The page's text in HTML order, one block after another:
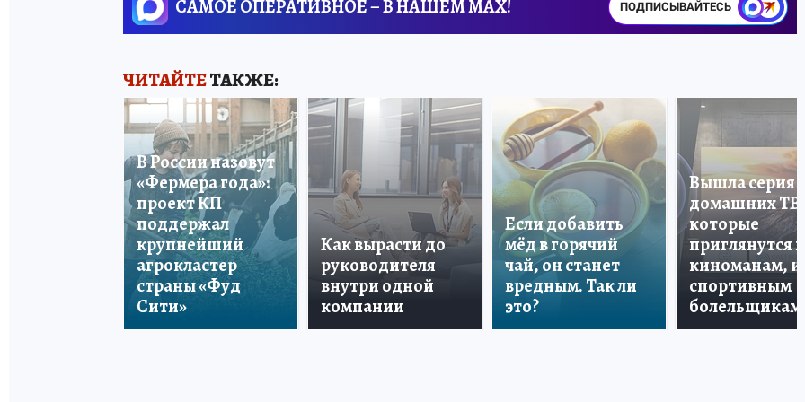
САМОЕ ОПЕРАТИВНОЕ – В НАШЕМ MAX! ПОДПИСЫВАЙТЕСЬ
ЧИТАЙТЕТАКЖЕ:
В России назовут
«Фермера года»:
проект КП
поддержал
крупнейший
агрокластер
страны «Фуд
Сити»
Как вырасти до
руководителя
внутри одной
компании
Если добавить
мёд в горячий
чай, он станет
вредным. Так ли
это?
Вышла серия
домашних ТВ,
которые
приглянутся и
киноманам, и
спортивным
болельщикам